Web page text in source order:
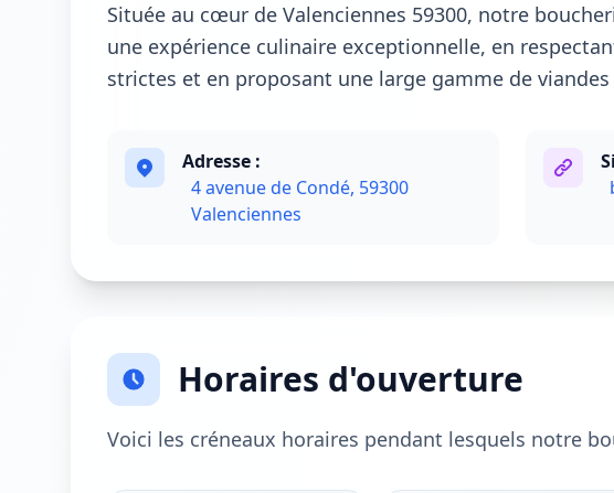
Située au cœur de Valenciennes 59300, notre
une expérience culinaire exceptionnelle, en
strictes et en proposant une large gamme de
Adresse :
4 avenue de Condé, 59300
Valenciennes
Horaires d'ouverture
Voici les créneaux horaires pendant lesquels notre